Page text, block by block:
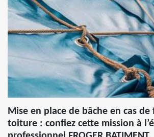
Mise en place de bâche en cas
toiture : confiez cette mission à